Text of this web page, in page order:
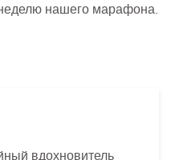
нашего марафона.
вдохновитель